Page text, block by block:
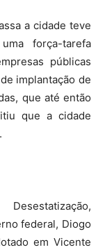
a cidade teve
força-tarefa
públicas
implantação de
que até então
que a cidade
federal, Diogo
em Vicente